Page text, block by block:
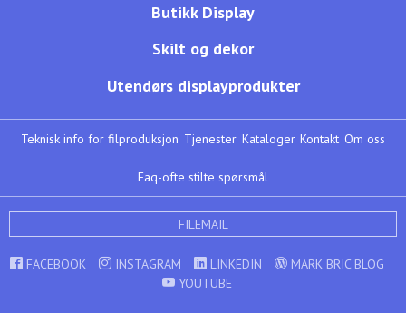
Butikk Display
Skilt og dekor
Utendørs displayprodukter
Teknisk info for filproduksjon Tjenester Kataloger Kontakt Om oss
Faq-ofte stilte spørsmål
FILEMAIL
FACEBOOK INSTAGRAM LINKEDIN
MARK BRIC BLOG
YOUTUBE